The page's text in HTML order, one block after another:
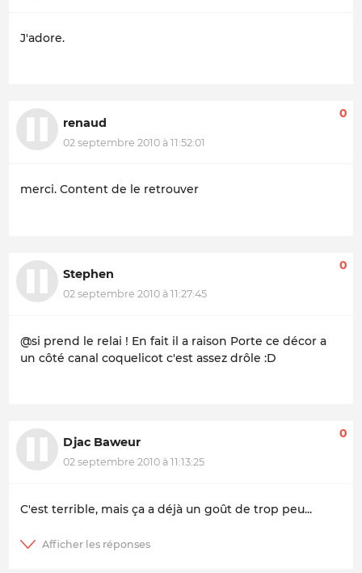
J'adore.
renaud
02 septembre 2010 à 11:52:01
0
merci. Content de le retrouver
Stephen
02 septembre 2010 à 11:27:45
0
@si prend le relai ! En fait il a raison Porte ce décor a
un côté canal coquelicot c'est assez drôle :D
Djac Baweur
02 septembre 2010 à 11:13:25
0
C'est terrible, mais ça a déjà un goût de trop peu...